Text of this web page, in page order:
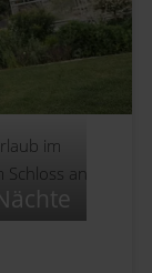
im
Schloss an